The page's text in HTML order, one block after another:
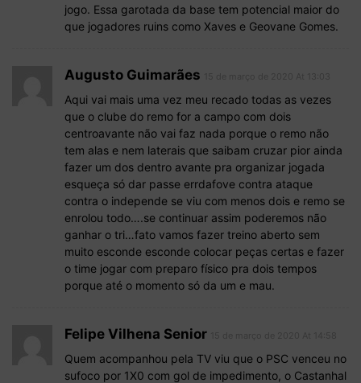
jogo. Essa garotada da base tem potencial maior do
que jogadores ruins como Xaves e Geovane Gomes.
Augusto Guimarães
Aqui vai mais uma vez meu recado todas as vezes
que o clube do remo for a campo com dois
centroavante não vai faz nada porque o remo não
tem alas e nem laterais que saibam cruzar pior ainda
fazer um dos dentro avante pra organizar jogada
esqueça só dar passe errdafove contra ataque
contra o independe se viu com menos dois e remo se
enrolou todo….se continuar assim poderemos não
ganhar o tri…fato vamos fazer treino aberto sem
muito esconde esconde colocar peças certas e fazer
o time jogar com preparo físico pra dois tempos
porque até o momento só da um e mau.
Felipe Vilhena Senior
Quem acompanhou pela TV viu que o PSC venceu no
sufoco por 1X0 com gol de impedimento, o Castanhal